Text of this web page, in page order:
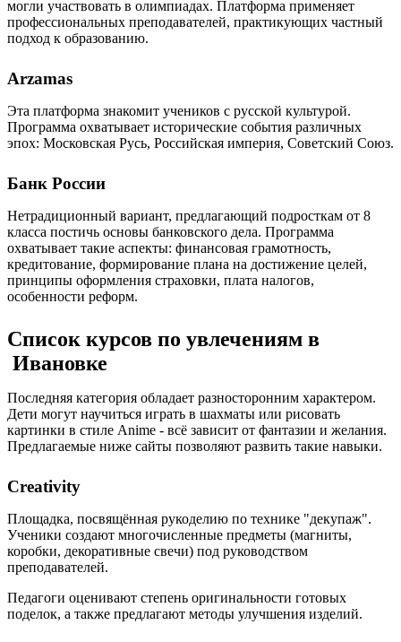
могли участвовать в олимпиадах. Платформа применяет
профессиональных преподавателей, практикующих частный
подход к образованию.
Arzamas
Эта платформа знакомит учеников с русской культурой.
Программа охватывает исторические события различных
эпох: Московская Русь, Российская империя, Советский Союз.
Банк России
Нетрадиционный вариант, предлагающий подросткам от 8
класса постичь основы банковского дела. Программа
охватывает такие аспекты: финансовая грамотность,
кредитование, формирование плана на достижение целей,
принципы оформления страховки, плата налогов,
особенности реформ.
Список курсов по увлечениям в
Ивановке
Последняя категория обладает разносторонним характером.
Дети могут научиться играть в шахматы или рисовать
картинки в стиле Anime - всё зависит от фантазии и желания.
Предлагаемые ниже сайты позволяют развить такие навыки.
Creativity
Площадка, посвящённая рукоделию по технике "декупаж".
Ученики создают многочисленные предметы (магниты,
коробки, декоративные свечи) под руководством
преподавателей.
Педагоги оценивают степень оригинальности готовых
поделок, а также предлагают методы улучшения изделий.